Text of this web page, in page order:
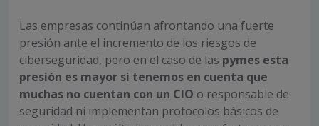
Las empresas continúan afrontando una fuerte
presión ante el incremento de los riesgos de
ciberseguridad, pero en el caso de las pymes esta
presión es mayor si tenemos en cuenta que
muchas no cuentan con un CIO o responsable de
seguridad ni implementan protocolos básicos de